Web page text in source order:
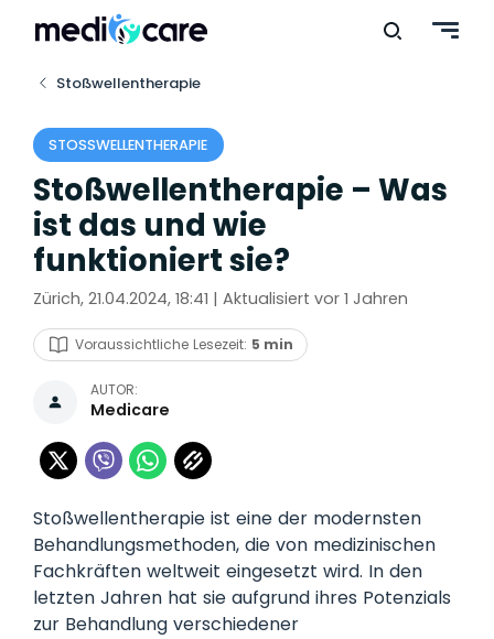
Stoßwellentherapie
STOSSWELLENTHERAPIE
Stoßwellentherapie – Was
ist das und wie
funktioniert sie?
Zürich, 21.04.2024, 18:41 | Aktualisiert vor 1 Jahren
Voraussichtliche Lesezeit: 5 min
AUTOR:
Medicare
Stoßwellentherapie ist eine der modernsten
Behandlungsmethoden, die von medizinischen
Fachkräften weltweit eingesetzt wird. In den
letzten Jahren hat sie aufgrund ihres Potenzials
zur Behandlung verschiedener